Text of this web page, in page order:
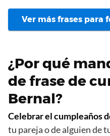
Ver más frases para
¿Por qué
de frase de
Bernal?
Celebrar el cumpleaños
tu pareja o de alguien de